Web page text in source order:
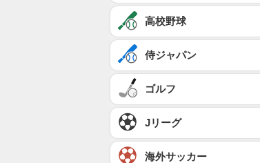
高校野球
侍ジャパン
ゴルフ
Jリーグ
海外サッカー